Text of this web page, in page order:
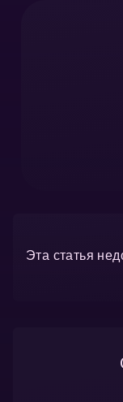
Эта статья